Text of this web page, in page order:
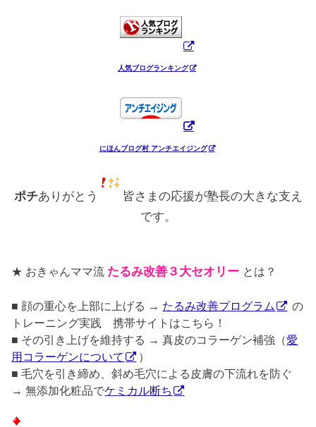
人気ブログランキング
にほんブログ村 アンチエイジング
ポチありがとう
皆さまの応援が塾長の大きな支え
です。
★ おきゃんママ流 たるみ改善３大セオリー とは？
■ 顔の重心を上部に上げる → たるみ改善プログラム
の
トレーニング実践 携帯サイトはこちら！
■ その引き上げを維持する → 真皮のコラーゲン補強（愛
用コラーゲンについて
）
■ 毛穴を引き締め、斜め毛穴による皮膚の下流れを防ぐ
→ 無添加化粧品でケミカル断ち